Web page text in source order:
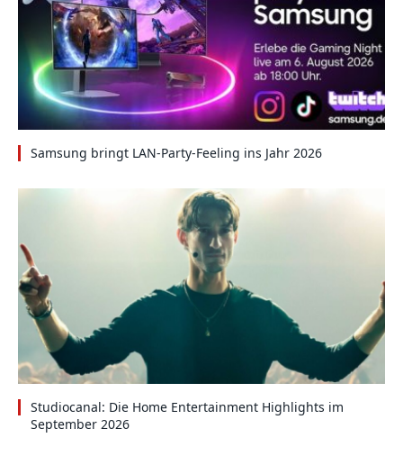
Samsung bringt LAN-Party-Feeling ins Jahr 2026
Studiocanal: Die Home Entertainment Highlights im
September 2026